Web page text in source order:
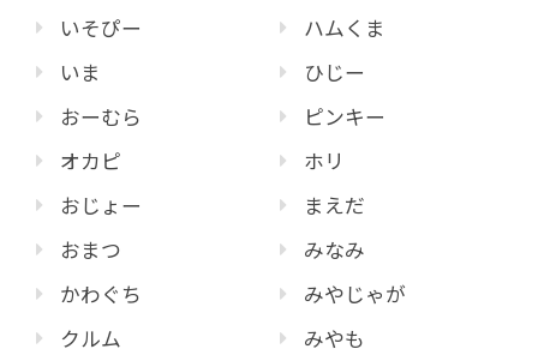
いそぴー
いま
おーむら
オカピ
おじょー
おまつ
かわぐち
クルム
ハムくま
ひじー
ピンキー
ホリ
まえだ
みなみ
みやじゃが
みやも